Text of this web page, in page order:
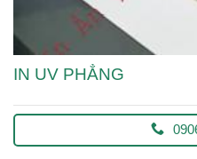
IN UV PHẲNG